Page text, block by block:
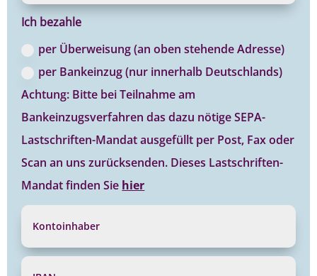
Ich bezahle
per Überweisung (an oben stehende Adresse)
per Bankeinzug (nur innerhalb Deutschlands)
Achtung: Bitte bei Teilnahme am
Bankeinzugsverfahren das dazu nötige SEPA-
Lastschriften-Mandat ausgefüllt per Post, Fax oder
Scan an uns zurücksenden. Dieses Lastschriften-
Mandat finden Sie hier